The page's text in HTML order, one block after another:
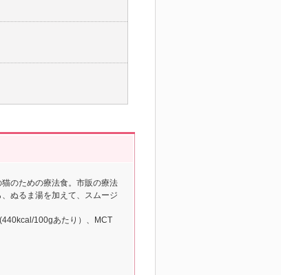
のための療法食。市販の療法
ぬるま湯を加えて、スムージ
100gあたり）、MCT